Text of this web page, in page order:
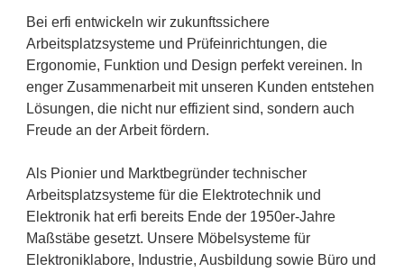
Bei erfi entwickeln wir zukunftssichere
Arbeitsplatzsysteme und Prüfeinrichtungen, die
Ergonomie, Funktion und Design perfekt vereinen. In
enger Zusammenarbeit mit unseren Kunden entstehen
Lösungen, die nicht nur effizient sind, sondern auch
Freude an der Arbeit fördern.
Als Pionier und Marktbegründer technischer
Arbeitsplatzsysteme für die Elektrotechnik und
Elektronik hat erfi bereits Ende der 1950er-Jahre
Maßstäbe gesetzt. Unsere Möbelsysteme für
Elektroniklabore, Industrie, Ausbildung sowie Büro und